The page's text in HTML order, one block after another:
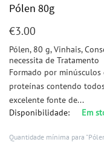
Pólen 80g
€3.00
Pólen, 80 g, Vinhais,
necessita de Tratamento
Formado por
proteínas contendo
excelente fonte de...
Disponibilidade:
Em
Quantidade mínima para